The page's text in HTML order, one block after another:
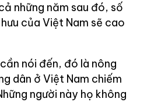
những năm sau đó, số
của Việt Nam sẽ cao
nói đến, đó là nông
dân ở Việt Nam chiếm
người này họ không